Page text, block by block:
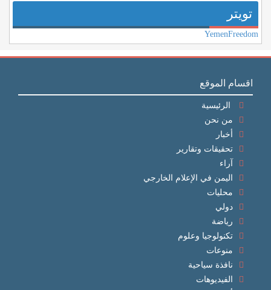
تويتر
YemenFreedom
اقسام الموقع
الرئيسية
من نحن
أخبار
تحقيقات وتقارير
آراء
اليمن في الإعلام الخارجي
محليات
دولي
رياضة
تكنولوجيا وعلوم
منوعات
نافذة سياحية
الفيديوهات